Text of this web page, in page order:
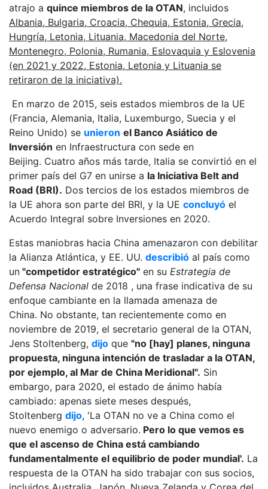
atrajo a quince miembros de la OTAN, incluidos
Albania, Bulgaria, Croacia, Chequia, Estonia, Grecia,
Hungría, Letonia, Lituania, Macedonia del Norte,
Montenegro, Polonia, Rumania, Eslovaquia y Eslovenia
(en 2021 y 2022, Estonia, Letonia y Lituania se
retiraron de la iniciativa).
En marzo de 2015, seis estados miembros de la UE
(Francia, Alemania, Italia, Luxemburgo, Suecia y el
Reino Unido) se unieron el Banco Asiático de
Inversión en Infraestructura con sede en
Beijing. Cuatro años más tarde, Italia se convirtió en el
primer país del G7 en unirse a la Iniciativa Belt and
Road (BRI). Dos tercios de los estados miembros de
la UE ahora son parte del BRI, y la UE concluyó el
Acuerdo Integral sobre Inversiones en 2020.
Estas maniobras hacia China amenazaron con debilitar
la Alianza Atlántica, y EE. UU. describió al país como
un "competidor estratégico" en su Estrategia de
Defensa Nacional de 2018 , una frase indicativa de su
enfoque cambiante en la llamada amenaza de
China. No obstante, tan recientemente como en
noviembre de 2019, el secretario general de la OTAN,
Jens Stoltenberg, dijo que "no [hay] planes, ninguna
propuesta, ninguna intención de trasladar a la OTAN,
por ejemplo, al Mar de China Meridional". Sin
embargo, para 2020, el estado de ánimo había
cambiado: apenas siete meses después,
Stoltenberg dijo, 'La OTAN no ve a China como el
nuevo enemigo o adversario. Pero lo que vemos es
que el ascenso de China está cambiando
fundamentalmente el equilibrio de poder mundial'. La
respuesta de la OTAN ha sido trabajar con sus socios,